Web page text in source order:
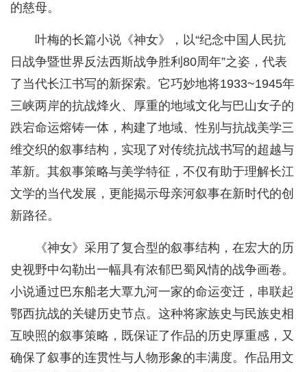
的慈母。
叶梅的长篇小说《神女》，以“纪念中国人民抗
日战争暨世界反法西斯战争胜利80周年”之姿，代表
了当代长江书写的新探索。它巧妙地将1933~1945年
三峡两岸的抗战烽火、厚重的地域文化与巴山女子的
跌宕命运熔铸一体，构建了地域、性别与抗战美学三
维交织的叙事结构，实现了对传统抗战书写的超越与
革新。其叙事策略与美学特征，不仅有助于理解长江
文学的当代发展，更能揭示母亲河叙事在新时代的创
新路径。
《神女》采用了复合型的叙事结构，在宏大的历
史视野中勾勒出一幅具有浓郁巴蜀风情的战争画卷。
小说通过巴东船老大覃九河一家的命运变迁，串联起
鄂西抗战的关键历史节点。这种将家族史与民族史相
互映照的叙事策略，既保证了作品的历史厚重感，又
确保了叙事的连贯性与人物形象的丰满度。作品用文